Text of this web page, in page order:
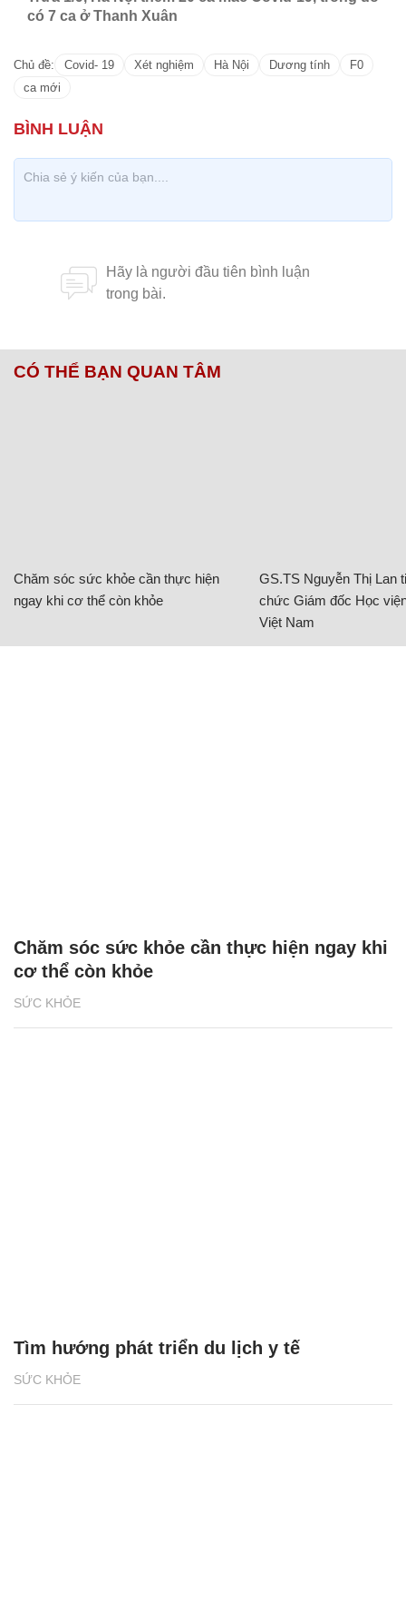
có 7 ca ở Thanh Xuân
Chủ đề: Covid- 19 Xét nghiệm Hà Nội Dương tính
F0
ca mới
CÓ THỂ BẠN QUAN TÂM
Chăm sóc sức khỏe cần thực hiện
ngay khi cơ thể còn khỏe
GS.TS Nguyễn Thị Lan
chức Giám đốc Học
Việt Nam
SỨC KHỎE
Chăm sóc sức khỏe cần thực hiện ngay khi
cơ thể còn khỏe
SỨC KHỎE
Tìm hướng phát triển du lịch y tế